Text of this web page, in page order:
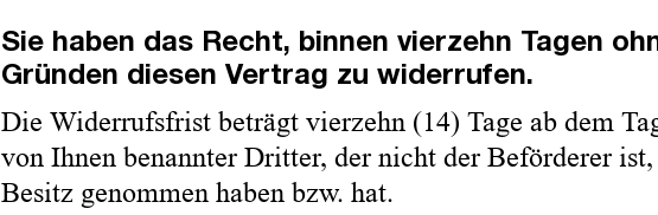
Sie haben das Recht, binnen vierzehn Tagen
Gründen diesen Vertrag zu widerrufen.
Die Widerrufsfrist beträgt vierzehn (14) Tage ab dem
von Ihnen benannter Dritter, der nicht der Beförderer
Besitz genommen haben bzw. hat.